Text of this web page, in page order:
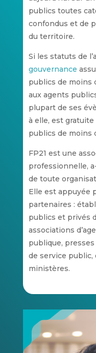
publics toutes
confondus et de
du territoire.
Si les statuts de
gouvernance
publics de moins
aux agents
plupart de ses
à elle, est
publics de moins
FP21 est une
professionnelle,
de toute
Elle est appuyée
partenaires :
publics et privés
associations
publique,
de service
ministères.